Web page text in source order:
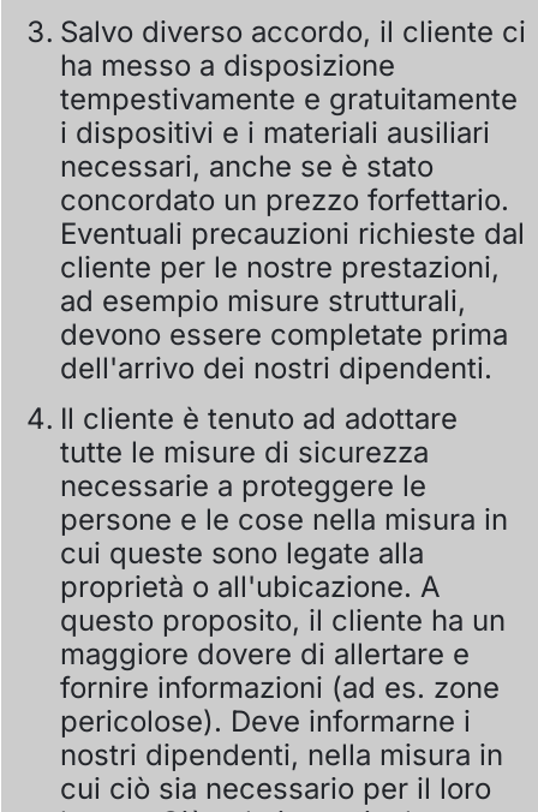
Salvo diverso accordo, il cliente ci
ha messo a disposizione
tempestivamente e gratuitamente
i dispositivi e i materiali ausiliari
necessari, anche se è stato
concordato un prezzo forfettario.
Eventuali precauzioni richieste dal
cliente per le nostre prestazioni,
ad esempio misure strutturali,
devono essere completate prima
dell'arrivo dei nostri dipendenti.
Il cliente è tenuto ad adottare
tutte le misure di sicurezza
necessarie a proteggere le
persone e le cose nella misura in
cui queste sono legate alla
proprietà o all'ubicazione. A
questo proposito, il cliente ha un
maggiore dovere di allertare e
fornire informazioni (ad es. zone
pericolose). Deve informarne i
nostri dipendenti, nella misura in
cui ciò sia necessario per il loro